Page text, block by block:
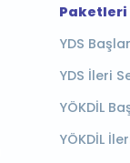
Paketleri
YDS
YDS İleri
YÖKDİL
YÖKDİL